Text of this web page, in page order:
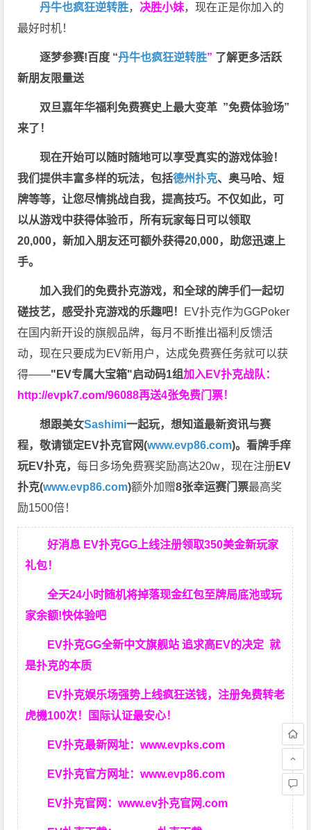
丹牛也疯狂逆转胜， 决胜小妹，现在正是你加入的
最好时机！
逐梦参赛!百度 “丹牛也疯狂逆转胜” 了解更多活跃
新朋友限量送
双旦嘉年华福利免费赛史上最大变革 ”免费体验场”
来了！
现在开始可以随时随地可以享受真实的游戏体验！
我们提供丰富多样的玩法，包括德州扑克、奥马哈、短
牌等等，让您尽情挑战自我，提高技巧。不仅如此， 可
以从游戏中获得体验币，所有玩家每日可以领取
20,000，新加入朋友还可额外获得20,000，助您迅速上
手。
加入我们的免费扑克游戏，和全球的牌手们一起切
磋技艺，感受扑克游戏的乐趣吧！ EV扑克作为GGPoker
在国内新开设的旗舰品牌，每月不断推出福利反馈活
动，现在只要成为EV新用户，达成免费赛任务就可以获
得——"EV专属大宝箱"启动码1组加入EV扑克战队：
http://evpk7.com/96088再送4张免费门票！
想跟美女Sashimi一起玩，想知道最新资讯与赛
程，敬请锁定EV扑克官网(www.evp86.com)。看牌手痒
玩EV扑克，每日多场免费赛奖励高达20w，现在注册EV
扑克(www.evp86.com)额外加赠8张幸运赛门票最高奖
励1500倍！
好消息 EV扑克GG上线注册领取350美金新玩家
礼包！
全天24小时随机将掉落现金红包至牌局底池或玩
家余额!快体验吧
EV扑克GG全新中文旗舰站 追求高EV的决定就
是扑克的本质
EV扑克娱乐场强势上线疯狂送钱，注册免费转老
虎機100次！国际认证最安心！
EV扑克最新网址：www.evpks.com
EV扑克官方网址：www.evp86.com
EV扑克官网：www.ev扑克官网.com